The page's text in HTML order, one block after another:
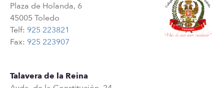
Plaza de Holanda, 6
45005 Toledo
Telf: 925 223821
Fax: 925 223907
Talavera de la Reina